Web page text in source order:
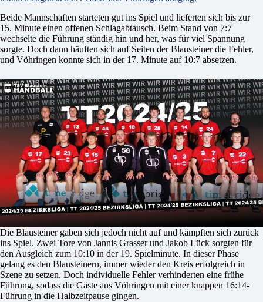
Beide Mannschaften starteten gut ins Spiel und lieferten sich bis zur
15. Minute einen offenen Schlagabtausch. Beim Stand von 7:7
wechselte die Führung ständig hin und her, was für viel Spannung
sorgte. Doch dann häuften sich auf Seiten der Blausteiner die Fehler,
und Vöhringen konnte sich in der 17. Minute auf 10:7 absetzen.
Die Blausteiner gaben sich jedoch nicht auf und kämpften sich zurück
ins Spiel. Zwei Tore von Jannis Grasser und Jakob Lück sorgten für
den Ausgleich zum 10:10 in der 19. Spielminute. In dieser Phase
gelang es den Blausteinern, immer wieder den Kreis erfolgreich in
Szene zu setzen. Doch individuelle Fehler verhinderten eine frühe
Führung, sodass die Gäste aus Vöhringen mit einer knappen 16:14-
Führung in die Halbzeitpause gingen.